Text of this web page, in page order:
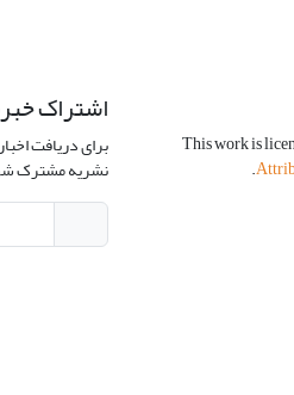
This work is
.
اشتراک
برای دریافت
نشریه مشترک